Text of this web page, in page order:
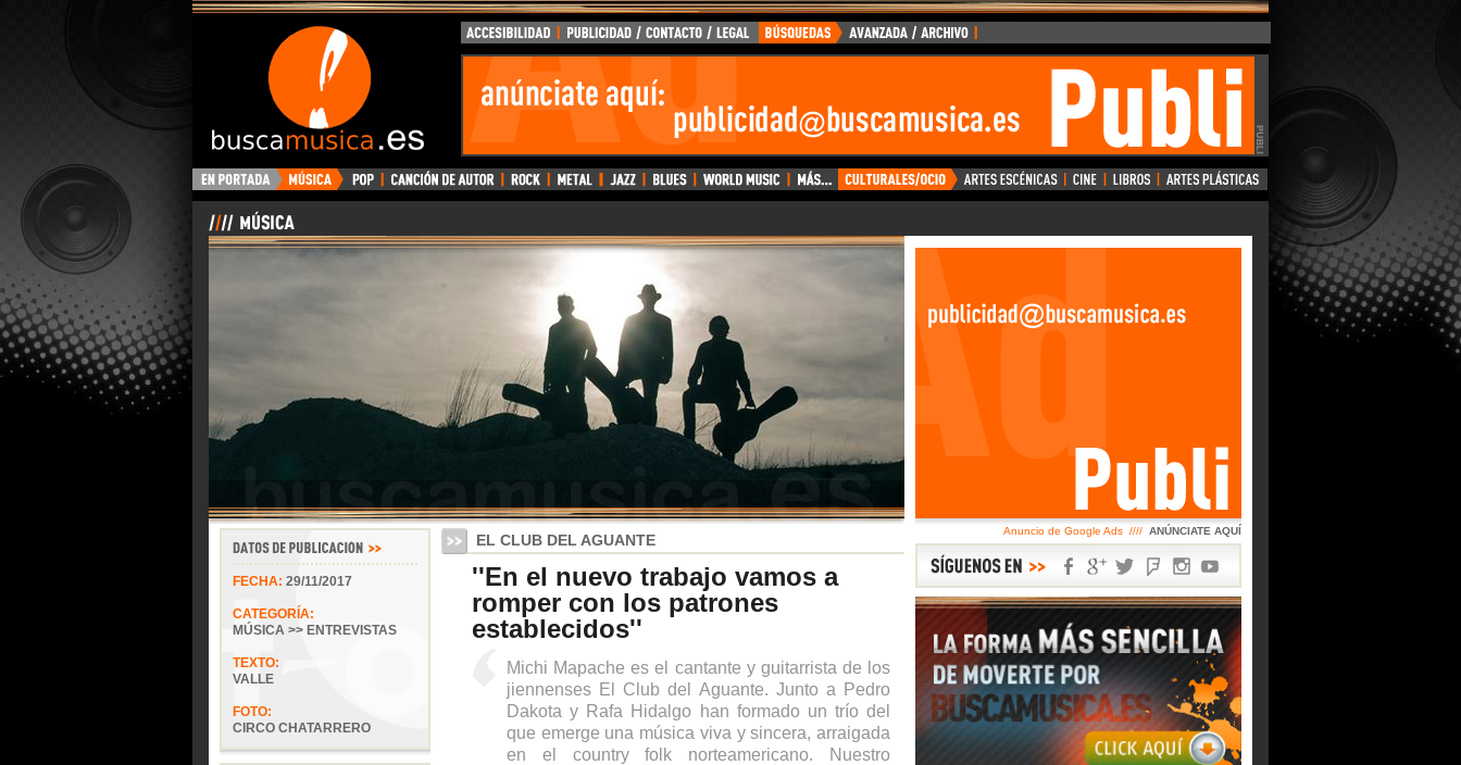
BuscaMusica.es
FECHA: 29/11/2017
CATEGORÍA:
MÚSICA >> ENTREVISTAS
TEXTO:
VALLE
FOTO:
CIRCO CHATARRERO
EL CLUB DEL AGUANTE
''En el nuevo trabajo vamos a
romper con los patrones
establecidos''
Michi Mapache es el cantante y guitarrista de los
jiennenses El Club del Aguante. Junto a Pedro
Dakota y Rafa Hidalgo han formado un trío del
que emerge una música viva y sincera, arraigada
en el country folk norteamericano. Nuestro
Anuncio de Google Ads //// ANÚNCIATE AQUÍ